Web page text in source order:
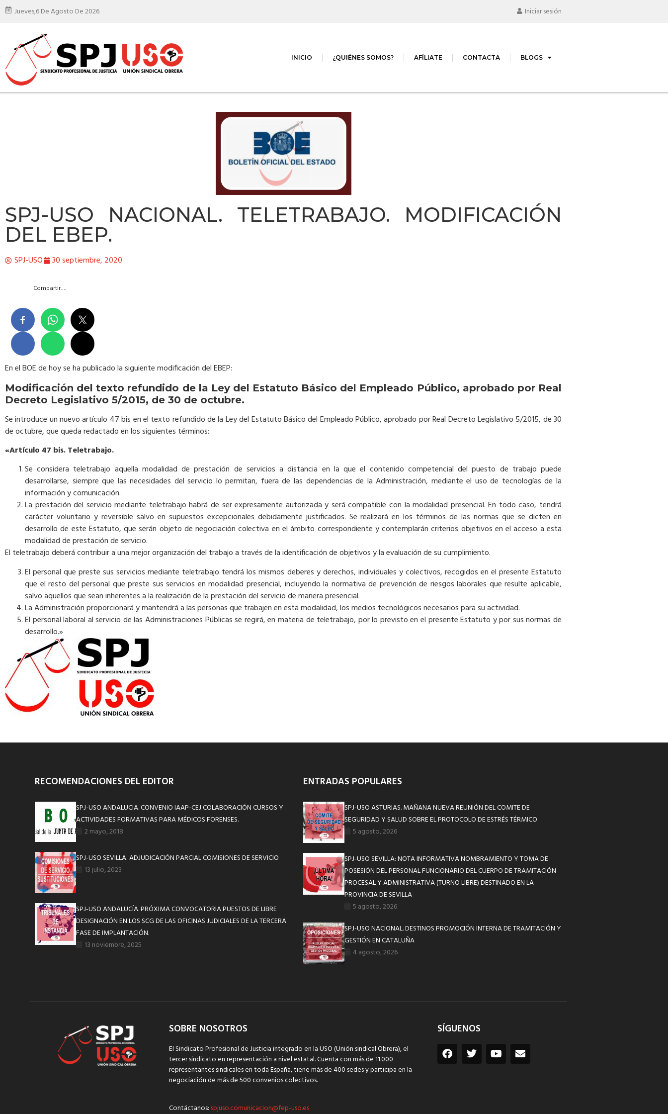
Jueves,6 De Agosto De 2026 Iniciar sesión
INICIO ¿QUIÉNES SOMOS? AFÍLIATE CONTACTA BLOGS
SPJ-USO NACIONAL. TELETRABAJO. MODIFICACIÓN
DEL EBEP.
SPJ-USO 30 septiembre, 2020
Compartir….
En el BOE de hoy se ha publicado la siguiente modificación del EBEP:
Modificación del texto refundido de la Ley del Estatuto Básico del Empleado Público, aprobado por Real
Decreto Legislativo 5/2015, de 30 de octubre.
Se introduce un nuevo artículo 47 bis en el texto refundido de la Ley del Estatuto Básico del Empleado Público, aprobado por Real Decreto Legislativo 5/2015, de 30
de octubre, que queda redactado en los siguientes términos:
«Artículo 47 bis. Teletrabajo.
Se considera teletrabajo aquella modalidad de prestación de servicios a distancia en la que el contenido competencial del puesto de trabajo puede
desarrollarse, siempre que las necesidades del servicio lo permitan, fuera de las dependencias de la Administración, mediante el uso de tecnologías de la
información y comunicación.
La prestación del servicio mediante teletrabajo habrá de ser expresamente autorizada y será compatible con la modalidad presencial. En todo caso, tendrá
carácter voluntario y reversible salvo en supuestos excepcionales debidamente justificados. Se realizará en los términos de las normas que se dicten en
desarrollo de este Estatuto, que serán objeto de negociación colectiva en el ámbito correspondiente y contemplarán criterios objetivos en el acceso a esta
modalidad de prestación de servicio.
El teletrabajo deberá contribuir a una mejor organización del trabajo a través de la identificación de objetivos y la evaluación de su cumplimiento.
El personal que preste sus servicios mediante teletrabajo tendrá los mismos deberes y derechos, individuales y colectivos, recogidos en el presente Estatuto
que el resto del personal que preste sus servicios en modalidad presencial, incluyendo la normativa de prevención de riesgos laborales que resulte aplicable,
salvo aquellos que sean inherentes a la realización de la prestación del servicio de manera presencial.
La Administración proporcionará y mantendrá a las personas que trabajen en esta modalidad, los medios tecnológicos necesarios para su actividad.
El personal laboral al servicio de las Administraciones Públicas se regirá, en materia de teletrabajo, por lo previsto en el presente Estatuto y por sus normas de
desarrollo.»
RECOMENDACIONES DEL EDITOR
SPJ-USO ANDALUCIA. CONVENIO IAAP-CEJ COLABORACIÓN CURSOS Y
ACTIVIDADES FORMATIVAS PARA MÉDICOS FORENSES.
2 mayo, 2018
SPJ-USO SEVILLA: ADJUDICACIÓN PARCIAL COMISIONES DE SERVICIO
13 julio, 2023
SPJ-USO ANDALUCÍA. PRÓXIMA CONVOCATORIA PUESTOS DE LIBRE
DESIGNACIÓN EN LOS SCG DE LAS OFICINAS JUDICIALES DE LA TERCERA
FASE DE IMPLANTACIÓN.
13 noviembre, 2025
ENTRADAS POPULARES
SPJ-USO ASTURIAS. MAÑANA NUEVA REUNIÓN DEL COMITE DE
SEGURIDAD Y SALUD SOBRE EL PROTOCOLO DE ESTRÉS TÉRMICO
5 agosto, 2026
SPJ-USO SEVILLA: NOTA INFORMATIVA NOMBRAMIENTO Y TOMA DE
POSESIÓN DEL PERSONAL FUNCIONARIO DEL CUERPO DE TRAMITACIÓN
PROCESAL Y ADMINISTRATIVA (TURNO LIBRE) DESTINADO EN LA
PROVINCIA DE SEVILLA
5 agosto, 2026
SPJ-USO NACIONAL. DESTINOS PROMOCIÓN INTERNA DE TRAMITACIÓN Y
GESTIÓN EN CATALUÑA
4 agosto, 2026
SOBRE NOSOTROS
El Sindicato Profesional de Justicia integrado en la USO (Unión sindical Obrera), el
tercer sindicato en representación a nivel estatal. Cuenta con más de 11.000
representantes sindicales en toda España, tiene más de 400 sedes y participa en la
negociación de más de 500 convenios colectivos.
Contáctanos: spjuso.comunicacion@fep-uso.es
SÍGUENOS